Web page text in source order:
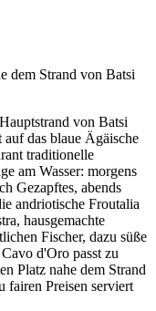
dem Strand von Batsi
von Batsi
das blaue Ägäische
traditionelle
am Wasser: morgens
Gezapftes, abends
andriotische Froutalia
hausgemachte
Fischer, dazu süße
d'Oro passt zu
Platz nahe dem Strand
fairen Preisen serviert